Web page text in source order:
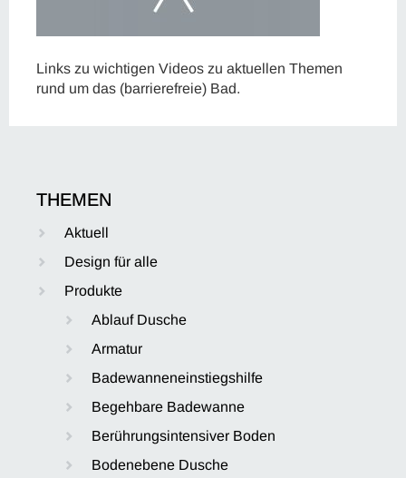
Links zu wichtigen Videos zu aktuellen Themen
rund um das (barrierefreie) Bad.
THEMEN
Aktuell
Design für alle
Produkte
Ablauf Dusche
Armatur
Badewanneneinstiegshilfe
Begehbare Badewanne
Berührungsintensiver Boden
Bodenebene Dusche